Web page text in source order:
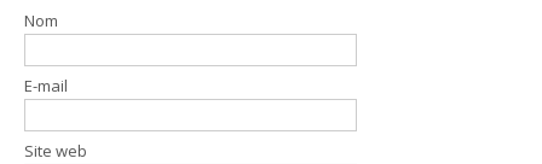
Nom
E-mail
Site web